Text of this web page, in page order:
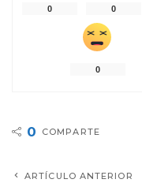
0 0
0
0 COMPARTE
ARTÍCULO ANTERIOR